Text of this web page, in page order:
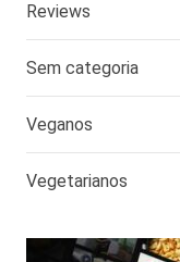
Reviews
Sem categoria
Veganos
Vegetarianos